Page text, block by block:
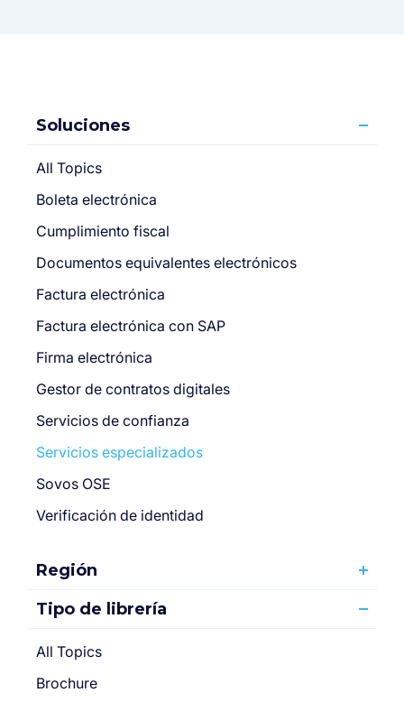
Soluciones
All Topics
Boleta electrónica
Cumplimiento fiscal
Documentos equivalentes electrónicos
Factura electrónica
Factura electrónica con SAP
Firma electrónica
Gestor de contratos digitales
Servicios de confianza
Servicios especializados
Sovos OSE
Verificación de identidad
Región
Tipo de librería
All Topics
Brochure